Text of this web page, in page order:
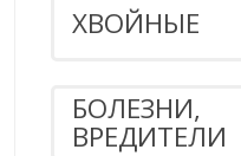
ХВОЙНЫЕ
БОЛЕЗНИ,
ВРЕДИТЕЛИ